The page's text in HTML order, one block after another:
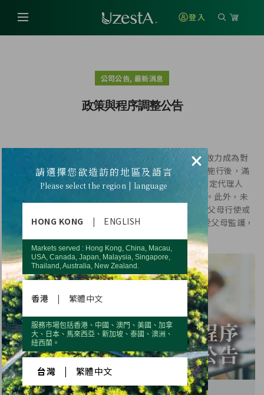
登入
公司公告, 最新消息
政策與程序調整公告
優世德公司秉承“傳遞簡單、平衡及服務”的理念，致力成為對
世界有正面影響的公司。 112年1月1日調降成年年齡施行後，滿
18歲就是成年人，可以獨立從事法律行為，不用 經法定代理人
（通常為父母）同意，可以簽契約、買手機、租房子。此外，未
成年子女 的權利義務，除法律另有規定外，原則上由父母行使或
負擔（俗稱監護權） ，子女18歲 成年以後，則不再受父母監護，
需自行行使或負擔權利義務。
×
請選擇您欲造訪的地區及語言
Please select the region | language
HONG KONG | ENGLISH
Markets served : Hong Kong, China, Macau,
USA, Canada, Japan, Malaysia, Singapore,
Thailand, Australia, New Zealand.
香港 | 繁體中文
服務市場包括香港、中國、澳門、美國、加拿
大、日本、馬來西亞、新加坡、泰國、澳洲、
紐西蘭。
台灣 | 繁體中文